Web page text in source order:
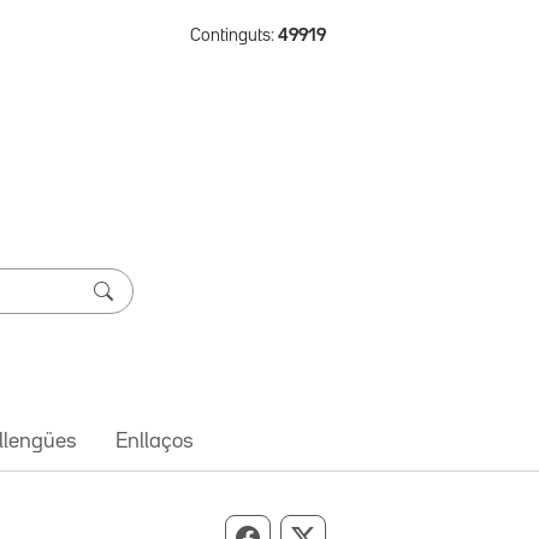
Continguts: 49919
Enllaços